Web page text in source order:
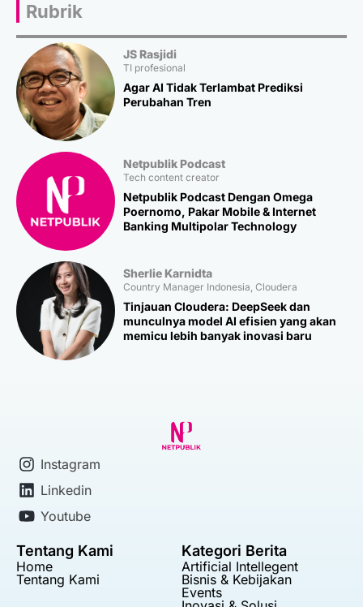
Rubrik
JS Rasjidi
TI profesional
Agar AI Tidak Terlambat Prediksi
Perubahan Tren
Netpublik Podcast
Tech content creator
Netpublik Podcast Dengan Omega
Poernomo, Pakar Mobile & Internet
Banking Multipolar Technology
Sherlie Karnidta
Country Manager Indonesia, Cloudera
Tinjauan Cloudera: DeepSeek dan
munculnya model AI efisien yang akan
memicu lebih banyak inovasi baru
Instagram
Linkedin
Youtube
Tentang Kami
Home
Tentang Kami
Kategori Berita
Artificial Intellegent
Bisnis & Kebijakan
Events